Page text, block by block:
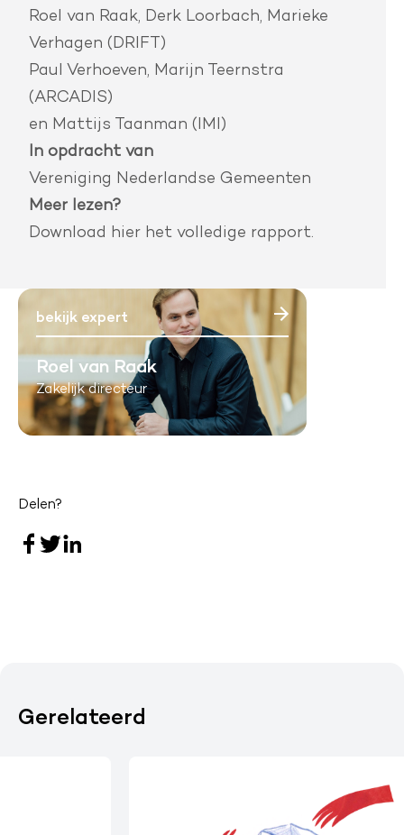
Roel van Raak, Derk Loorbach, Marieke
Verhagen (DRIFT)
Paul Verhoeven, Marijn Teernstra
(ARCADIS)
en Mattijs Taanman (IMI)
In opdracht van
Vereniging Nederlandse Gemeenten
Meer lezen?
Download hier het volledige rapport.
bekijk expert
Roel van Raak
Zakelijk directeur
Delen?
Gerelateerd